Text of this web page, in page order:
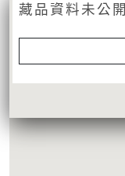
藏品資料未公開